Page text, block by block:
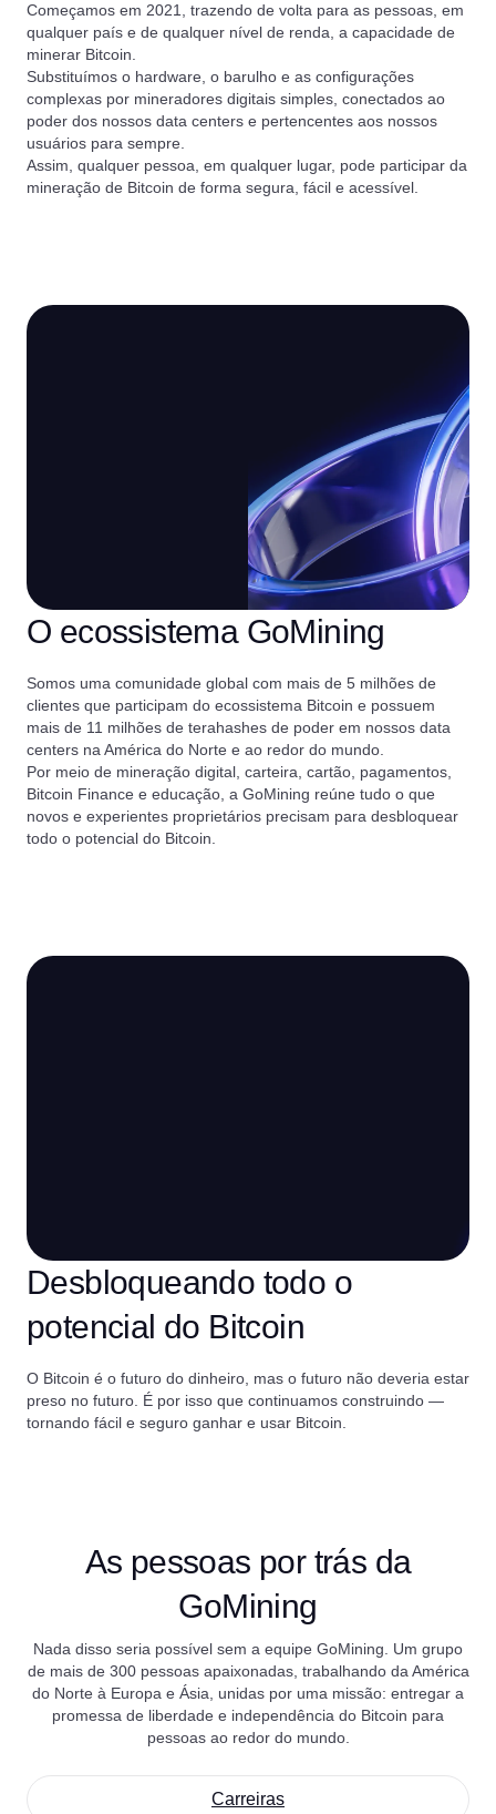
Começamos em 2021, trazendo de volta para as pessoas, em
qualquer país e de qualquer nível de renda, a capacidade de
minerar Bitcoin.
Substituímos o hardware, o barulho e as configurações
complexas por mineradores digitais simples, conectados ao
poder dos nossos data centers e pertencentes aos nossos
usuários para sempre.
Assim, qualquer pessoa, em qualquer lugar, pode participar da
mineração de Bitcoin de forma segura, fácil e acessível.
O ecossistema GoMining
Somos uma comunidade global com mais de 5 milhões de
clientes que participam do ecossistema Bitcoin e possuem
mais de 11 milhões de terahashes de poder em nossos data
centers na América do Norte e ao redor do mundo.
Por meio de mineração digital, carteira, cartão, pagamentos,
Bitcoin Finance e educação, a GoMining reúne tudo o que
novos e experientes proprietários precisam para desbloquear
todo o potencial do Bitcoin.
Desbloqueando todo o
potencial do Bitcoin
O Bitcoin é o futuro do dinheiro, mas o futuro não deveria estar
preso no futuro. É por isso que continuamos construindo —
tornando fácil e seguro ganhar e usar Bitcoin.
As pessoas por trás da
GoMining
Nada disso seria possível sem a equipe GoMining. Um grupo
de mais de 300 pessoas apaixonadas, trabalhando da América
do Norte à Europa e Ásia, unidas por uma missão: entregar a
promessa de liberdade e independência do Bitcoin para
pessoas ao redor do mundo.
Carreiras